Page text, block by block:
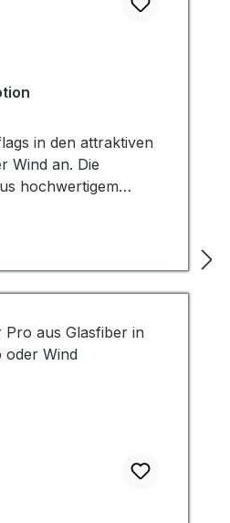
in den attraktiven
Wind an. Die
hochwertigem
bieten eine hohe
Die
einen Durchmesser
Wandstärke von 1,7
sie am unteren Ende
versehen,
Fahne im Wind zu
erfolgt
geliefert, die mit